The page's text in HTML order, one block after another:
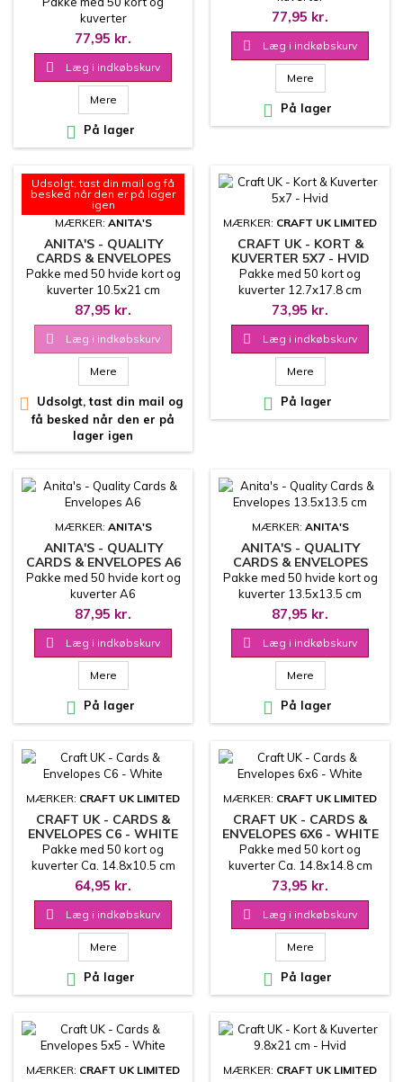
kuverter
77,95 kr.
 Læg i indkøbskurv
Mere
 På lager
77,95 kr.
 Læg i indkøbskurv
Mere
 På lager
Udsolgt, tast din mail og få
besked når den er på lager
igen
MÆRKER: ANITA'S
ANITA'S - QUALITY
CARDS & ENVELOPES
10.5X21 CM
Pakke med 50 hvide kort og
kuverter 10.5x21 cm
87,95 kr.
 Læg i indkøbskurv
Mere

Udsolgt, tast din mail og
få besked når den er på
lager igen
MÆRKER: CRAFT UK LIMITED
CRAFT UK - KORT &
KUVERTER 5X7 - HVID
Pakke med 50 kort og
kuverter 12.7x17.8 cm
73,95 kr.
 Læg i indkøbskurv
Mere
 På lager
MÆRKER: ANITA'S
ANITA'S - QUALITY
CARDS & ENVELOPES A6
Pakke med 50 hvide kort og
kuverter A6
87,95 kr.
 Læg i indkøbskurv
Mere
 På lager
MÆRKER: ANITA'S
ANITA'S - QUALITY
CARDS & ENVELOPES
13.5X13.5 CM
Pakke med 50 hvide kort og
kuverter 13.5x13.5 cm
87,95 kr.
 Læg i indkøbskurv
Mere
 På lager
MÆRKER: CRAFT UK LIMITED
CRAFT UK - CARDS &
ENVELOPES C6 - WHITE
Pakke med 50 kort og
kuverter Ca. 14.8x10.5 cm
64,95 kr.
 Læg i indkøbskurv
Mere
 På lager
MÆRKER: CRAFT UK LIMITED
CRAFT UK - CARDS &
ENVELOPES 6X6 - WHITE
Pakke med 50 kort og
kuverter Ca. 14.8x14.8 cm
73,95 kr.
 Læg i indkøbskurv
Mere
 På lager
MÆRKER: CRAFT UK LIMITED MÆRKER: CRAFT UK LIMITED